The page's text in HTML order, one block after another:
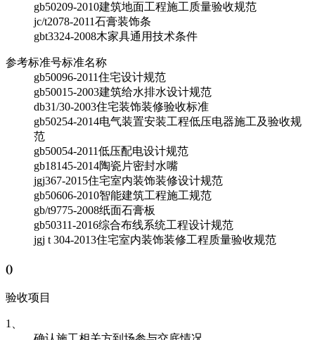
gb50209-2010建筑地面工程施工质量验收规范
jc/t2078-2011石膏装饰条
gbt3324-2008木家具通用技术条件
参考标准号标准名称
gb50096-2011住宅设计规范
gb50015-2003建筑给水排水设计规范
db31/30-2003住宅装饰装修验收标准
gb50254-2014电气装置安装工程低压电器施工及验收规
范
gb50054-2011低压配电设计规范
gb18145-2014陶瓷片密封水嘴
jgj367-2015住宅室内装饰装修设计规范
gb50606-2010智能建筑工程施工规范
gb/t9775-2008纸面石膏板
gb50311-2016综合布线系统工程设计规范
jgj t 304-2013住宅室内装饰装修工程质量验收规范
()
验收项目
1、